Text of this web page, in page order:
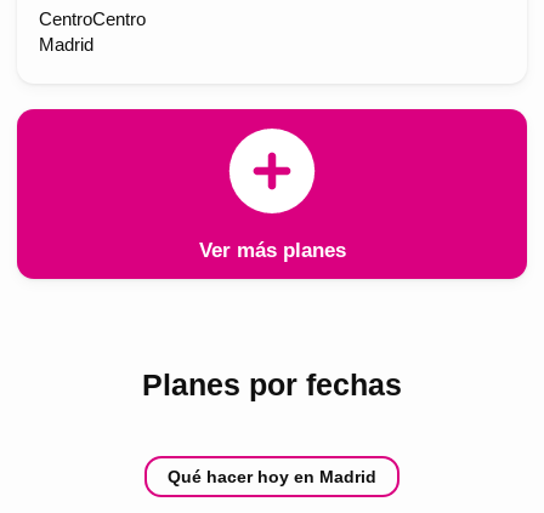
CentroCentro
Madrid
Ver más planes
Planes por fechas
Qué hacer hoy en Madrid